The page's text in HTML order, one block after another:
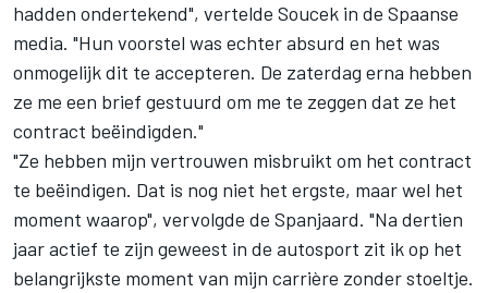
hadden ondertekend", vertelde Soucek in de Spaanse
media. "Hun voorstel was echter absurd en het was
onmogelijk dit te accepteren. De zaterdag erna hebben
ze me een brief gestuurd om me te zeggen dat ze het
contract beëindigden."
"Ze hebben mijn vertrouwen misbruikt om het contract
te beëindigen. Dat is nog niet het ergste, maar wel het
moment waarop", vervolgde de Spanjaard. "Na dertien
jaar actief te zijn geweest in de autosport zit ik op het
belangrijkste moment van mijn carrière zonder stoeltje.